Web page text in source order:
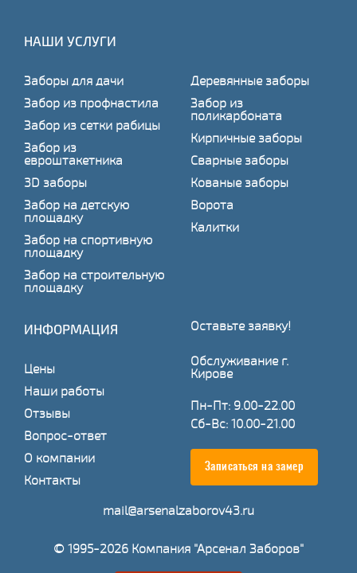
НАШИ УСЛУГИ
Заборы для дачи
Забор из профнастила
Забор из сетки рабицы
Забор из
евроштакетника
3D заборы
Забор на детскую
площадку
Забор на спортивную
площадку
Забор на строительную
площадку
Деревянные заборы
Забор из
поликарбоната
Кирпичные заборы
Сварные заборы
Кованые заборы
Ворота
Калитки
ИНФОРМАЦИЯ
Цены
Наши работы
Отзывы
Вопрос-ответ
О компании
Контакты
Оставьте заявку!
Обслуживание г.
Кирове
Пн-Пт: 9.00-22.00
Сб-Вс: 10.00-21.00
Записаться на замер
mail@arsenalzaborov43.ru
© 1995-2026 Компания "Арсенал Заборов"